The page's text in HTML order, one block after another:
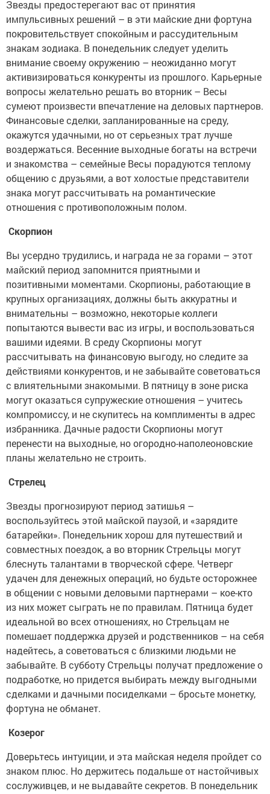
Звезды предостерегают вас от принятия
импульсивных решений – в эти майские дни фортуна
покровительствует спокойным и рассудительным
знакам зодиака. В понедельник следует уделить
внимание своему окружению – неожиданно могут
активизироваться конкуренты из прошлого. Карьерные
вопросы желательно решать во вторник – Весы
сумеют произвести впечатление на деловых партнеров.
Финансовые сделки, запланированные на среду,
окажутся удачными, но от серьезных трат лучше
воздержаться. Весенние выходные богаты на встречи
и знакомства – семейные Весы порадуются теплому
общению с друзьями, а вот холостые представители
знака могут рассчитывать на романтические
отношения с противоположным полом.
Скорпион
Вы усердно трудились, и награда не за горами – этот
майский период запомнится приятными и
позитивными моментами. Скорпионы, работающие в
крупных организациях, должны быть аккуратны и
внимательны – возможно, некоторые коллеги
попытаются вывести вас из игры, и воспользоваться
вашими идеями. В среду Скорпионы могут
рассчитывать на финансовую выгоду, но следите за
действиями конкурентов, и не забывайте советоваться
с влиятельными знакомыми. В пятницу в зоне риска
могут оказаться супружеские отношения – учитесь
компромиссу, и не скупитесь на комплименты в адрес
избранника. Дачные радости Скорпионы могут
перенести на выходные, но огородно-наполеоновские
планы желательно не строить.
Стрелец
Звезды прогнозируют период затишья –
воспользуйтесь этой майской паузой, и «зарядите
батарейки». Понедельник хорош для путешествий и
совместных поездок, а во вторник Стрельцы могут
блеснуть талантами в творческой сфере. Четверг
удачен для денежных операций, но будьте осторожнее
в общении с новыми деловыми партнерами – кое-кто
из них может сыграть не по правилам. Пятница будет
идеальной во всех отношениях, но Стрельцам не
помешает поддержка друзей и родственников – на себя
надейтесь, а советоваться с близкими людьми не
забывайте. В субботу Стрельцы получат предложение о
подработке, но придется выбирать между выгодными
сделками и дачными посиделками – бросьте монетку,
фортуна не обманет.
Козерог
Доверьтесь интуиции, и эта майская неделя пройдет со
знаком плюс. Но держитесь подальше от настойчивых
сослуживцев, и не выдавайте секретов. В понедельник